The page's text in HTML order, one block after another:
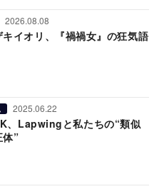
2026.08.08
キイオリ、『禍禍女』の狂気語
2025.06.22
、Lapwingと私たちの“類似
体”